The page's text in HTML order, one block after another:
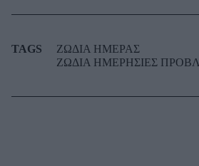
TAGS
ΖΩΔΙΑ ΗΜΕΡΑΣ
ΖΩΔΙΑ ΗΜΕΡΗΣΙΕΣ